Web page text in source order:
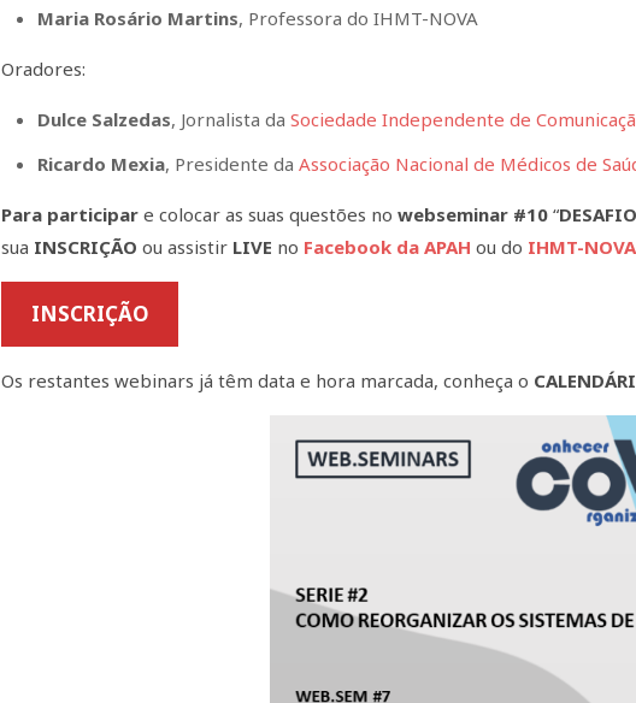
Maria Rosário Martins, Professora do IHMT-NOVA
Oradores:
Dulce Salzedas, Jornalista daSociedade Independente de
Ricardo Mexia, Presidente daAssociação Nacional de Médicos de
Para participar e colocar as suas questões nowebseminar #10“
sua INSCRIÇÃO ou assistir LIVE no Facebook da APAH ou do IHMT-NOVA
INSCRIÇÃO
Os restantes webinars já têm data e hora marcada, conheça o